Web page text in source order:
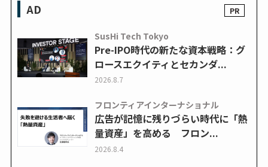
AD
SusHi Tech Tokyo
Pre-IPO時代の新たな資本戦略：グ
ロースエクイティとセカンダ...
2026.8.7
フロンティアインターナショナル
広告が記憶に残りづらい時代に「熱
量資産」を高める フロン...
2026.8.4